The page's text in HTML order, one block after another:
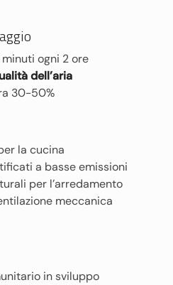
ogni 2 ore
dell’aria
30-50%
la cucina
a basse emissioni
per l’arredamento
meccanica
in sviluppo